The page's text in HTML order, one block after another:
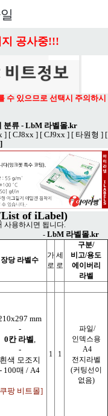
공사중!!!
수 있으므로 선택시 주의하시
분류 - LbM 라벨몰.kr
] [ CJ8xx ] [ CJ9xx ] [ 타원형 ] [
of iLabel)
사용하시면 됩니다.
- LbM 라벨몰.kr
장당 라벨수
가
로
세
로
구분/
비고/용도
에이버리
라벨
mm
-
0칸 라벨
-
흰색 모조지
- 100매 / A4
팡 비트몰]
1 1
파일/
인덱스용
A4
전지라벨
(커팅선이
없음)